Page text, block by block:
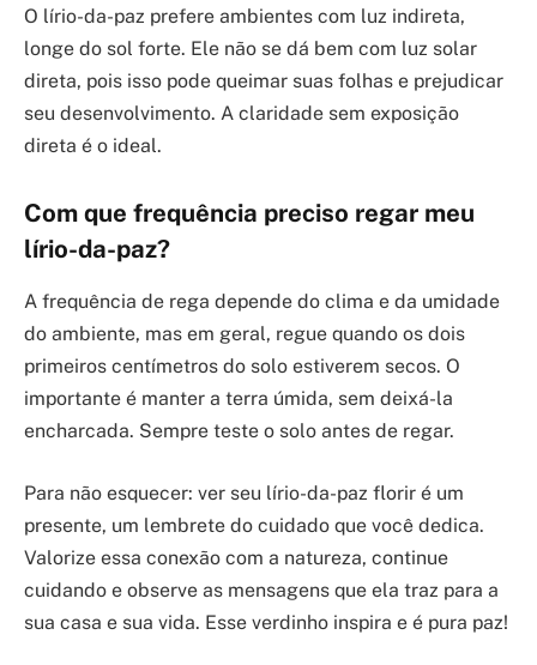
O lírio-da-paz prefere ambientes com luz indireta,
longe do sol forte. Ele não se dá bem com luz solar
direta, pois isso pode queimar suas folhas e prejudicar
seu desenvolvimento. A claridade sem exposição
direta é o ideal.
Com que frequência preciso regar meu
lírio-da-paz?
A frequência de rega depende do clima e da umidade
do ambiente, mas em geral, regue quando os dois
primeiros centímetros do solo estiverem secos. O
importante é manter a terra úmida, sem deixá-la
encharcada. Sempre teste o solo antes de regar.
Para não esquecer: ver seu lírio-da-paz florir é um
presente, um lembrete do cuidado que você dedica.
Valorize essa conexão com a natureza, continue
cuidando e observe as mensagens que ela traz para a
sua casa e sua vida. Esse verdinho inspira e é pura paz!